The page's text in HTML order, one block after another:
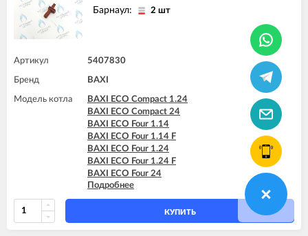
Барнаул: 2 шт
Артикул 5407830
Бренд BAXI
Модель котла
BAXI ECO Compact 1.24
BAXI ECO Compact 24
BAXI ECO Four 1.14
BAXI ECO Four 1.14 F
BAXI ECO Four 1.24
BAXI ECO Four 1.24 F
BAXI ECO Four 24
BAXI ECO Four 24 F
BAXI ECO Home 10F (765857701)
BAXI ECO Home 10F (7729462)
BAXI ECO Home 10F (7787575)
Подробнее
КУПИТЬ